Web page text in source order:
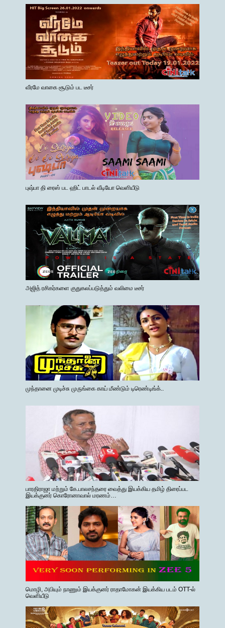
வீரமே வாகை சூடும் பட டீசர்
புஷ்பா தி ரைஸ் பட ஹிட் பாடல் வீடியோ வெளியீடு
அஜித் ரசிகர்களை குதுகலப்படுத்தும் வலிமை டீசர்
முந்தானை முடிச்சு முருங்கை காய் மீண்டும் டிரெண்டிங்க்..
பாரதிராஜா மற்றும் கே.பாலசந்தரை வைத்து இயக்கிய தமிழ் திரைப்பட
இயக்குனர் கொரோனாவால் மரணம்…
மொழி, அபியும் நாணும் இயக்குனர் ராதாமோகன் இயக்கிய படம் OTT-ல்
வெளியீடு